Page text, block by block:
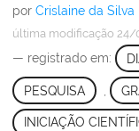
por Crislaine da Silva
última modificação 24/
— registrado em:
PESQUISA
INICIAÇÃO